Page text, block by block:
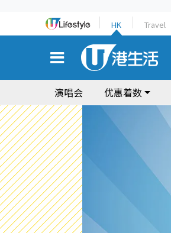
HK Travel
演唱会 优惠着数